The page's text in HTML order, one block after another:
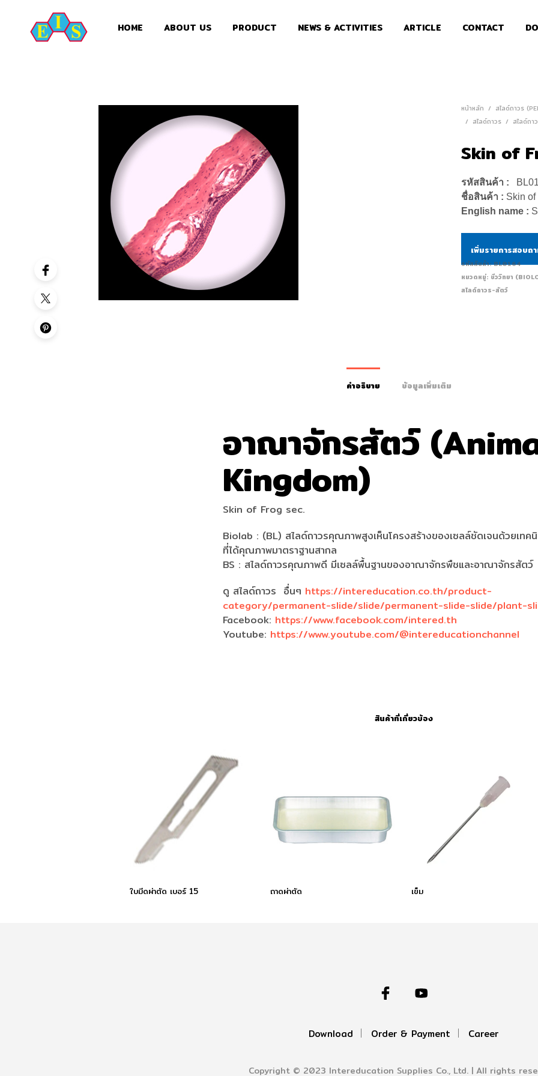
HOME ABOUT US PRODUCT NEWS & ACTIVITIES ARTICLE CONTACT
หน้าหลัก / สไลด์ถาวร
/ สไลด์ถาวร / สไลด์ถา
Skin of
รหัสสินค้า :
ชื่อสินค้า : Skin of
English name :
เพิ่มรายการสอบถ
รหัสสินค้า:BL0164
หมวดหมู่: ชีววิทยา
สไลด์ถาวร-สัตว์
คำอธิบาย ข้อมูลเพิ่มเติม
อาณาจักรสัตว์
Kingdom)
Skin of Frog sec.
Biolab : (BL) สไลด์ถาวรคุณภาพสูงเห็นโครงสร้างของเซลล์ชัดเจนด้วยเทค
ที่ได้คุณภาพมาตราฐานสากล
BS : สไลด์ถาวรคุณภาพดี มีเซลล์พื้นฐานของอาณาจักรพืชและอาณาจักรสัตว์
ดู สไลด์ถาวร อื่นๆ https://intereducation.co.th/product-
category/permanent-slide/slide/permanent-slide-slide/plant-
Facebook: https://www.facebook.com/intered.th
Youtube: https://www.youtube.com/@intereducationchannel
สินค้าที่เกี่ยวข้อง
ใบมีดผ่าตัด เบอร์ 15 ถาดผ่าตัด เข็ม
Download Order & Payment Career
Copyright © 2023 Intereducation Supplies Co., Ltd. | All rights